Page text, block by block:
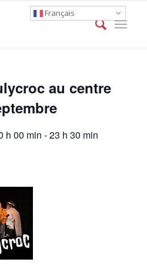
au centre
h 00 min -23 h 30 min
Français